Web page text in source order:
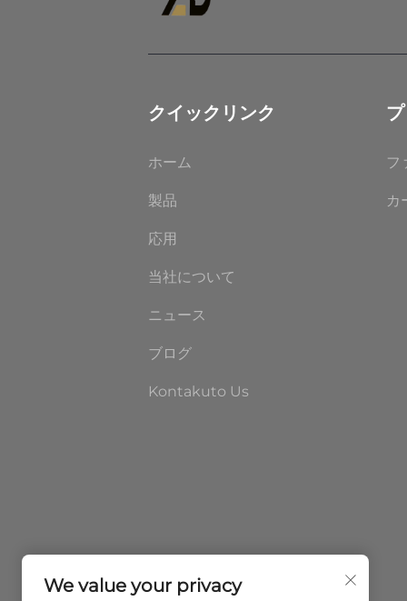
クイックリンク
ホーム
製品
応用
当社について
ニュース
ブログ
Kontakuto Us
フ
カ
We value your privacy